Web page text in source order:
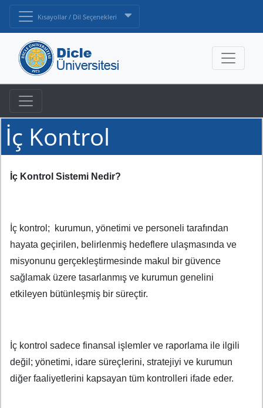
Kısayollar / Dil Seçenekleri
İç Kontrol
İç Kontrol Sistemi Nedir?
İç kontrol; kurumun, yönetimi ve personeli tarafından
hayata geçirilen, belirlenmiş hedeflere ulaşmasında ve
misyonunu gerçekleştirmesinde makul bir güvence
sağlamak üzere tasarlanmış ve kurumun genelini
etkileyen bütünleşmiş bir süreçtir.
İç kontrol sadece finansal işlemler ve raporlama ile ilgili
değil; yönetimi, idare süreçlerini, stratejiyi ve kurumun
diğer faaliyetlerini kapsayan tüm kontrolleri ifade eder.